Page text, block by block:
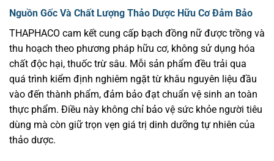
Nguồn Gốc Và Chất Lượng Thảo Dược Hữu Cơ Đảm Bảo
THAPHACO cam kết cung cấp bạch đồng nữ được trồng và
thu hoạch theo phương pháp hữu cơ, không sử dụng hóa
chất độc hại, thuốc trừ sâu. Mỗi sản phẩm đều trải qua
quá trình kiểm định nghiêm ngặt từ khâu nguyên liệu đầu
vào đến thành phẩm, đảm bảo đạt chuẩn vệ sinh an toàn
thực phẩm. Điều này không chỉ bảo vệ sức khỏe người tiêu
dùng mà còn giữ trọn vẹn giá trị dinh dưỡng tự nhiên của
thảo dược.